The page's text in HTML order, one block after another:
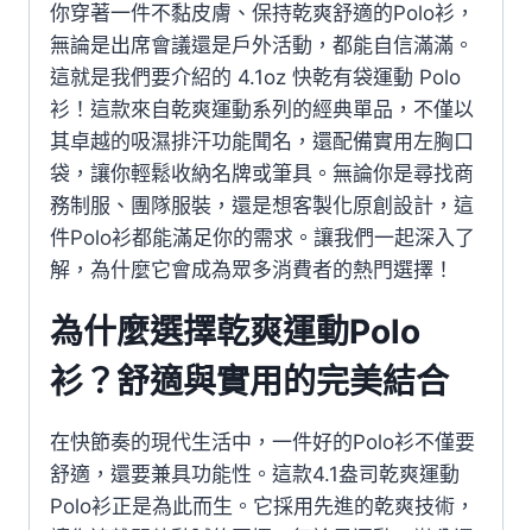
你穿著一件不黏皮膚、保持乾爽舒適的Polo衫，
無論是出席會議還是戶外活動，都能自信滿滿。
這就是我們要介紹的 4.1oz 快乾有袋運動 Polo
衫！這款來自乾爽運動系列的經典單品，不僅以
其卓越的吸濕排汗功能聞名，還配備實用左胸口
袋，讓你輕鬆收納名牌或筆具。無論你是尋找商
務制服、團隊服裝，還是想客製化原創設計，這
件Polo衫都能滿足你的需求。讓我們一起深入了
解，為什麼它會成為眾多消費者的熱門選擇！
為什麼選擇乾爽運動Polo
衫？舒適與實用的完美結合
在快節奏的現代生活中，一件好的Polo衫不僅要
舒適，還要兼具功能性。這款4.1盎司乾爽運動
Polo衫正是為此而生。它採用先進的乾爽技術，